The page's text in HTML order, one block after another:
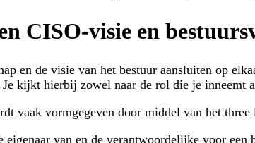
CISO‑visie en
en de visie van het bestuur aansluiten op
kijkt hierbij zowel naar de rol die je
vaak vormgegeven door middel van het three
eigenaar van en de verantwoordelijke voor een